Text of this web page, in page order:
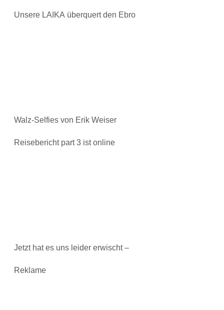
Unsere LAIKA überquert den Ebro
Walz-Selfies von Erik Weiser
Reisebericht part 3 ist online
Jetzt hat es uns leider erwischt –
Reklame